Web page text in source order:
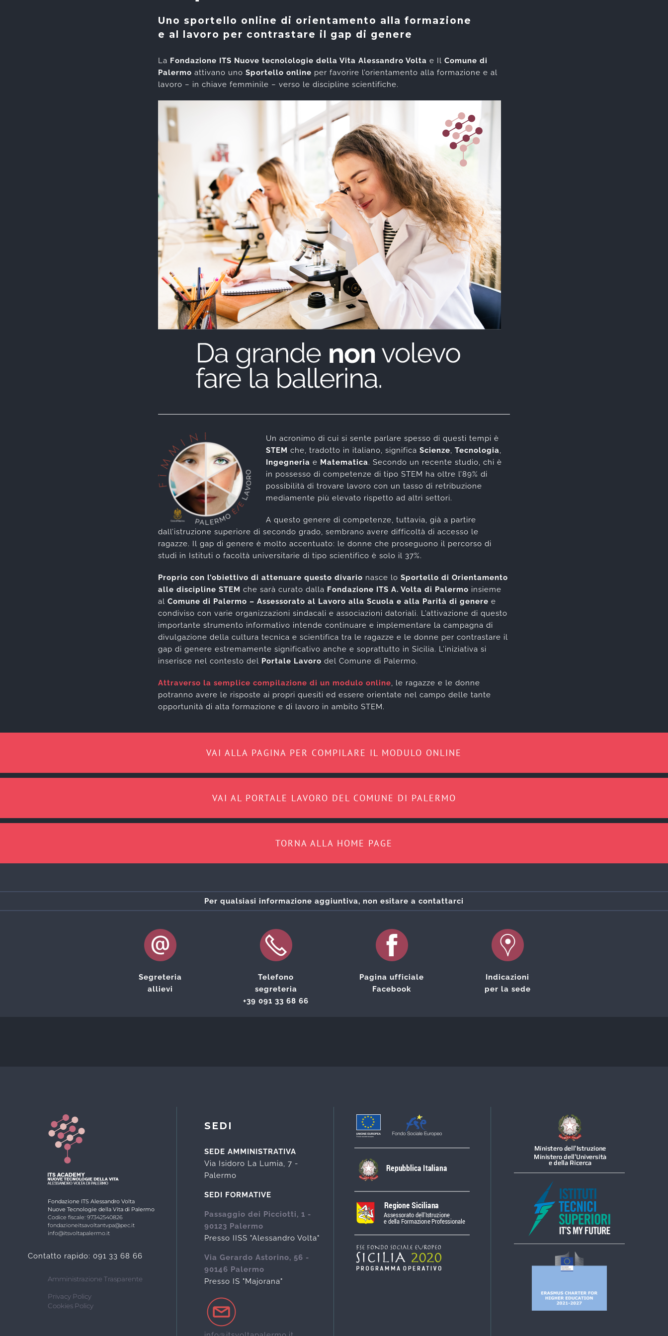
Uno sportello online di orientamento alla formazione
e al lavoro per contrastare il gap di genere
La Fondazione ITS Nuove tecnolologie della Vita Alessandro Volta e Il Comune di
Palermo attivano uno Sportello online per favorire l’orientamento alla formazione e al
lavoro – in chiave femminile – verso le discipline scientifiche.
Un acronimo di cui si sente parlare spesso di questi tempi è
STEM che, tradotto in italiano, significa Scienze Tecnologia
Ingegneria e Matematica. Secondo un recente studio, chi è
in possesso di competenze di tipo STEM ha oltre l’89% di
possibilità di trovare lavoro con un tasso di retribuzione
mediamente più elevato rispetto ad altri settori.
A questo genere di competenze, tuttavia, già a partire
dall’istruzione superiore di secondo grado, sembrano avere difficoltà di accesso le
ragazze. Il gap di genere è molto accentuato: le donne che proseguono il percorso di
studi in Istituti o facoltà universitarie di tipo scientifico è solo il 37%.
Proprio con l’obiettivo di attenuare questo divario nasce lo Sportello di Orientamento
alle discipline STEM che sarà curato dalla Fondazione ITS A. Volta di Palermo insieme
al Comune di Palermo – Assessorato al Lavoro alla Scuola e alla Parità di genere e
condiviso con varie organizzazioni sindacali e associazioni datoriali. L’attivazione di questo
importante strumento informativo intende continuare e implementare la campagna di
divulgazione della cultura tecnica e scientifica tra le ragazze e le donne per contrastare il
gap di genere estremamente significativo anche e soprattutto in Sicilia. L’iniziativa si
inserisce nel contesto del Portale Lavoro del Comune di Palermo.
Attraverso la semplice compilazione di un modulo online , le ragazze e le donne
potranno avere le risposte ai propri quesiti ed essere orientate nel campo delle tante
opportunità di alta formazione e di lavoro in ambito STEM.
VAI ALLA PAGINA PER COMPILARE IL MODULO ONLINE
VAI AL PORTALE LAVORO DEL COMUNE DI PALERMO
TORNA ALLA HOME PAGE
Per qualsiasi informazione aggiuntiva, non esitare a contattarci
Segreteria
allievi
Telefono
segreteria
+39 091 33 68 66
Pagina ufficiale
Facebook
Indicazioni
per la sede
Fondazione ITS Alessandro Volta
Nuove Tecnologie della Vita di Palermo
Codice fiscale: 97342540826
fondazioneitsavoltantvpa@pec.it
info@itsvoltapalermo.it
Contatto rapido: 091 33 68 66
Amministrazione Trasparente
Privacy Policy
Cookies Policy
SEDI
SEDE AMMINISTRATIVA
Via Isidoro La Lumia, 7 -
Palermo
SEDI FORMATIVE
Passaggio dei Picciotti, 1 -
90123 Palermo
Presso IISS "Alessandro Volta"
Via Gerardo Astorino, 56 -
90146 Palermo
Presso IS "Majorana"